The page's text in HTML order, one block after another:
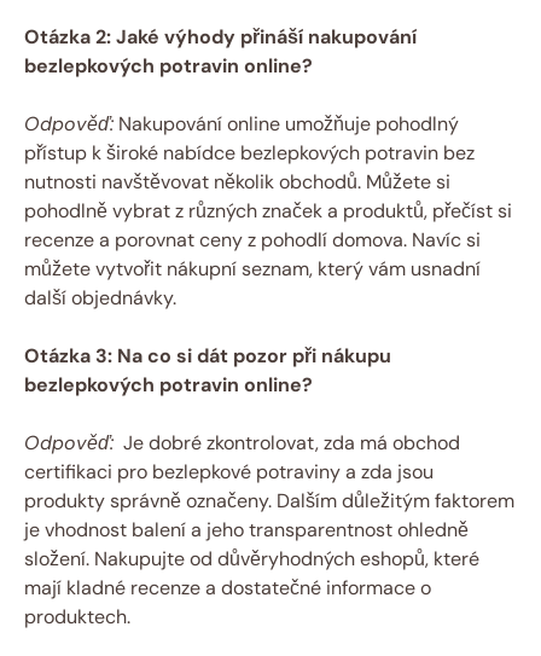
Otázka 2: Jaké výhody přináší nakupování
bezlepkových potravin online?
Odpověď: Nakupování online umožňuje pohodlný
přístup k široké nabídce​ bezlepkových potravin‌ bez
nutnosti navštěvovat ⁣několik obchodů. Můžete si
pohodlně vybrat z různých ‌značek a produktů, přečíst si⁤
recenze a porovnat ceny z pohodlí domova. Navíc si
můžete vytvořit nákupní seznam, který ​vám usnadní
další objednávky.
Otázka 3:⁣ Na co si dát pozor⁤ při nákupu
bezlepkových potravin online?
Odpověď: ⁤ Je dobré zkontrolovat, zda má⁣ obchod
⁤certifikaci pro bezlepkové ‍potraviny a zda jsou
produkty správně označeny. Dalším důležitým faktorem
je vhodnost balení a⁣ jeho transparentnost ohledně
složení. Nakupujte od ⁤důvěryhodných eshopů, které
‍mají kladné recenze a ⁤dostatečné informace o
⁤produktech.